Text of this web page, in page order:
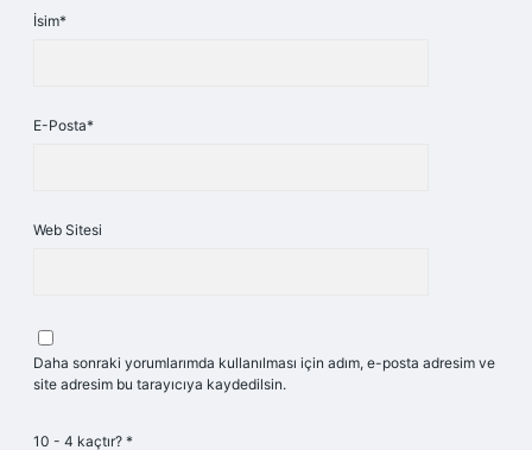
İsim*
E-Posta*
Web Sitesi
Daha sonraki yorumlarımda kullanılması için adım, e-posta adresim ve
site adresim bu tarayıcıya kaydedilsin.
10 - 4 kaçtır? *